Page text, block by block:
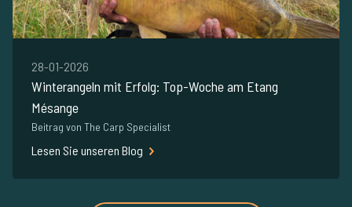
28-01-2026
Winterangeln mit Erfolg: Top-Woche am Etang
Mésange
Beitrag von The Carp Specialist
Lesen Sie unseren Blog